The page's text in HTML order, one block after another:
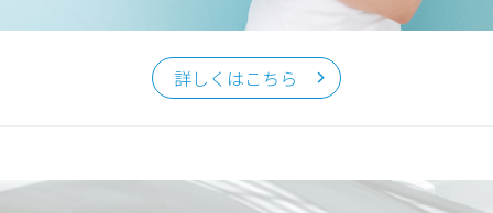
詳しくはこちら